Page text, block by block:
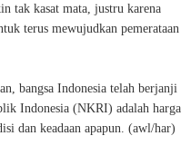
tak kasat mata, justru karena
terus mewujudkan pemerataan
bangsa Indonesia telah berjanji
Indonesia (NKRI) adalah harga
dan keadaan apapun. (awl/har)